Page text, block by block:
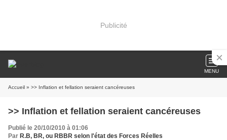
Publicité
MENU
Accueil » >> Inflation et fellation seraient cancéreuses
>> Inflation et fellation seraient cancéreuses
Publié le 20/10/2010 à 01:06
Par R.B, BR, ou RBBR selon l'état des Forces Réelles